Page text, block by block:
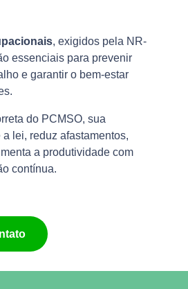
, exigidos pela NR-
essenciais para prevenir
e garantir o bem-estar
do PCMSO, sua
lei, reduz afastamentos,
a produtividade com
contínua.